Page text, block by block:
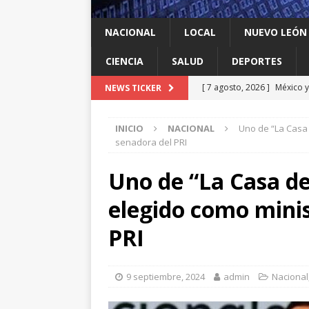
NACIONAL LOCAL NUEVO LEÓN
CIENCIA SALUD DEPORTES
NEWS TICKER [ 7 agosto, 2026 ] México
[ 7 agosto, 2026 ]
[ 7 agosto, 2026 ] Algo
[ 7 agosto, 2026 ] De la
Espriella y qué
INICIO NACIONAL
Uno de “La
senadora del PRI
Uno de “La Casa
elegido como
PRI
9 septiembre, 2024 admin Nacional